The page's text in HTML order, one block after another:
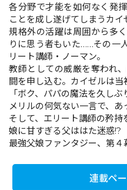
コミ
コミ
各分野で才能を如何なく発
ことを成し遂げてしまうカイ
規格外の活躍は周囲から多
りに思う者もいた……その一
リート講師・ノーマン。
教師としての威厳を奪われ
闘を申し込む。カイゼルは当
「ボク、パパの魔法を久し
メリルの何気ない一言で、あ
そして、エリート講師の矜持
娘に甘すぎる父ははた迷惑!?
最強父娘ファンタジー、第４
連載ペ